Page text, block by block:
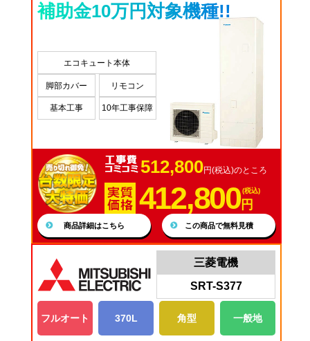
補助金10万円対象機種!!
エコキュート本体
脚部カバー リモコン
基本工事 10年工事保障
512,800円(税込)のところ
412,800(税込)
円
商品詳細はこちら この商品で無料見積
三菱電機
SRT-S377
フルオート 370L 角型 一般地